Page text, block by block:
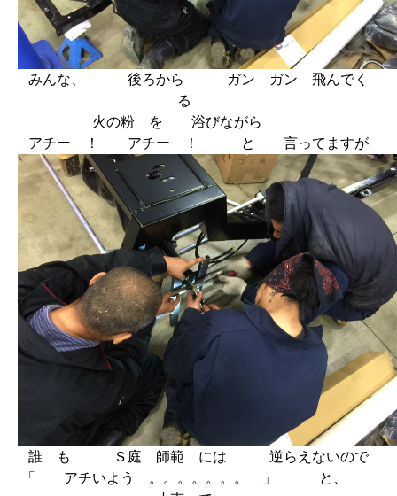
みんな、 後ろから ガン ガン 飛んでく
る
火の粉 を 浴びながら
アチー ！ アチー ！ と 言ってますが
誰 も Ｓ庭 師範 には 逆らえないので
「 アチいよう 。。。。。。。 」 と、